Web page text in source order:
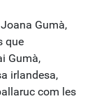
Gumà­,
que
Gumà,
irlandesa,
com les